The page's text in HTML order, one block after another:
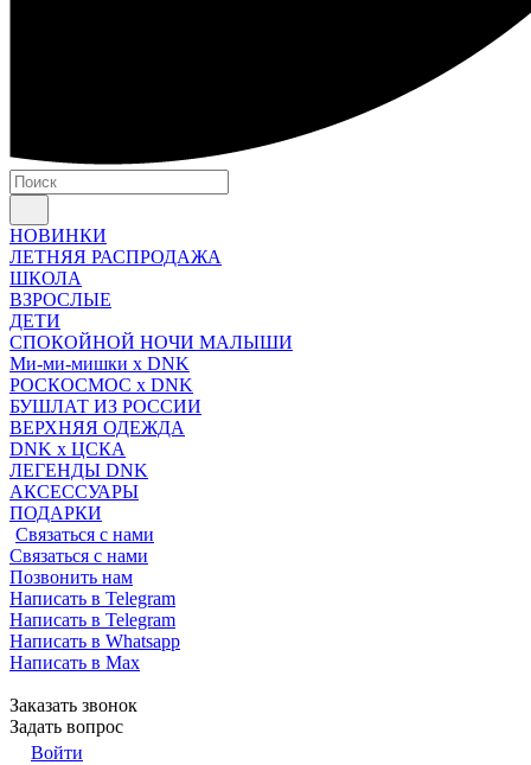
НОВИНКИ
ЛЕТНЯЯ РАСПРОДАЖА
ШКОЛА
ВЗРОСЛЫЕ
ДЕТИ
СПОКОЙНОЙ НОЧИ МАЛЫШИ
Ми-ми-мишки x DNK
РОСКОСМОС x DNK
БУШЛАТ ИЗ РОССИИ
ВЕРХНЯЯ ОДЕЖДА
DNK x ЦСКА
ЛЕГЕНДЫ DNK
АКСЕССУАРЫ
ПОДАРКИ
Связаться с нами
Связаться с нами
Позвонить нам
Написать в Telegram
Написать в Telegram
Написать в Whatsapp
Написать в Max
Заказать звонок
Задать вопрос
Войти